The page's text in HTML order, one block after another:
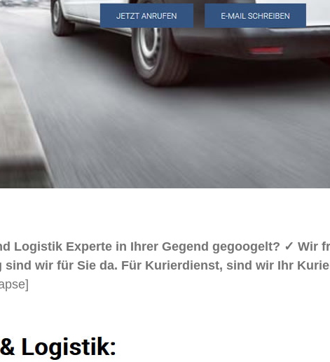
Logistik Experte in Ihrer Gegend gegoogelt? ✓
sind wir für Sie da. Für Kurierdienst, sind wir Ihr